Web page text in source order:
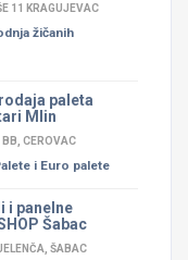
11 KRAGUJEVAC
žičanih
paleta
Mlin
BB, CEROVAC
i Euro palete
i panelne
Šabac
ŠABAC